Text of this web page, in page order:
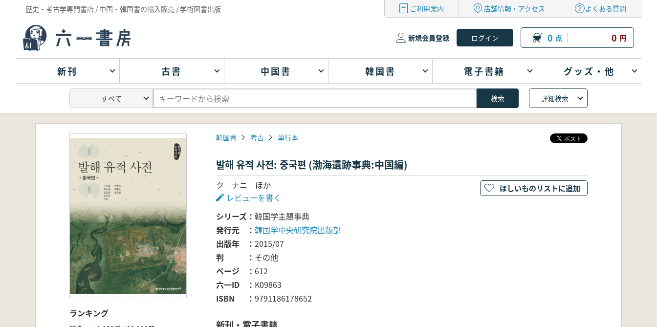
歴史・考古学専門書店 / 中国・韓国書の輸入販売 / 学術図書出版 ご利用案内 店舗情報・アクセス よくある質問
新規会員登録 0 点 0 円
新刊 古書 中国書 韓国書 電子書籍 グッズ・他
詳細検索
ランキング
韓国書 考古 単行本
발해 유적 사전: 중국편 (渤海遺跡事典:中国編)
ク ナニ ほか
レビューを書く
シリーズ
韓国学主題事典
発行元
韓国学中央研究院出版部
出版年
2015/07
判
その他
ページ
612
六一ID
K09863
ISBN
9791186178652
ほしいものリストに追加